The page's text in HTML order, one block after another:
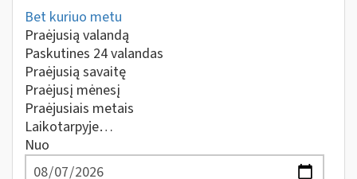
Bet kuriuo metu
Praėjusią valandą
Paskutines 24 valandas
Praėjusią savaitę
Praėjusį mėnesį
Praėjusiais metais
Laikotarpyje…
Nuo